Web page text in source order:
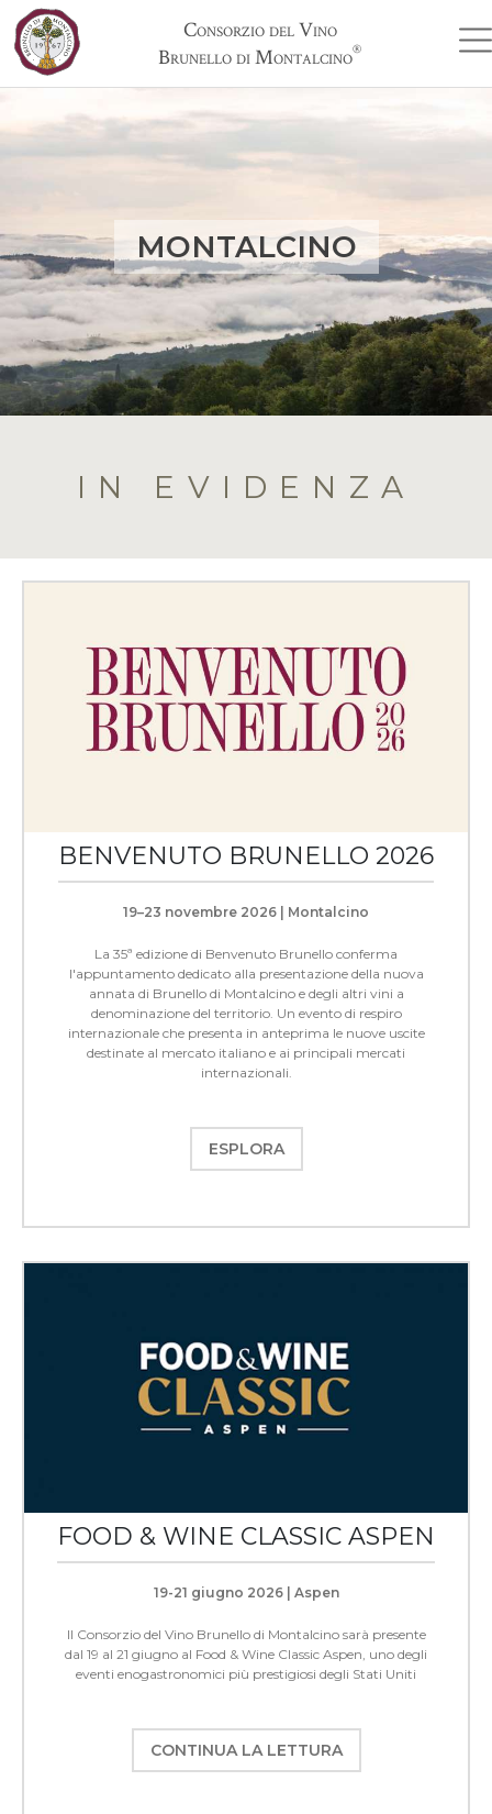
Consorzio del Vino
Brunello di Montalcino®
MONTALCINO
IN EVIDENZA
BENVENUTO BRUNELLO 2026
19–23 novembre 2026 | Montalcino
La 35ª edizione di Benvenuto Brunello conferma
l'appuntamento dedicato alla presentazione della nuova
annata di Brunello di Montalcino e degli altri vini a
denominazione del territorio. Un evento di respiro
internazionale che presenta in anteprima le nuove uscite
destinate al mercato italiano e ai principali mercati
internazionali.
ESPLORA
FOOD & WINE CLASSIC ASPEN
19-21 giugno 2026 | Aspen
Il Consorzio del Vino Brunello di Montalcino sarà presente
dal 19 al 21 giugno al Food & Wine Classic Aspen, uno degli
eventi enogastronomici più prestigiosi degli Stati Uniti
CONTINUA LA LETTURA